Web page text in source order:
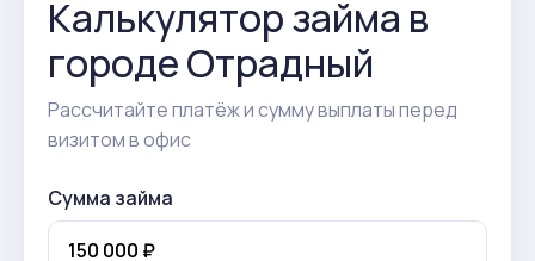
Калькулятор займа в
городе Отрадный
Рассчитайте платёж и сумму выплаты перед
визитом в офис
Сумма займа